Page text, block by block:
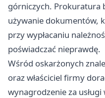
górniczych. Prokuratura
używanie dokumentów,
przy wypłacaniu
poświadczać nieprawdę.
Wśród oskarżonych
oraz właściciel firmy
wynagrodzenie za usługi